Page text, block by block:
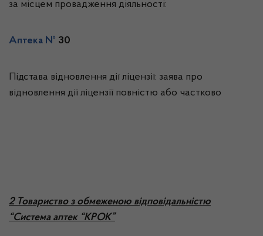
за місцем провадження діяльності:
Аптека № 30
Підстава відновлення дії ліцензії: заява про
відновлення дії ліцензії повністю або частково
2 Товариство з обмеженою відповідальністю
“Система аптек “КРОК”